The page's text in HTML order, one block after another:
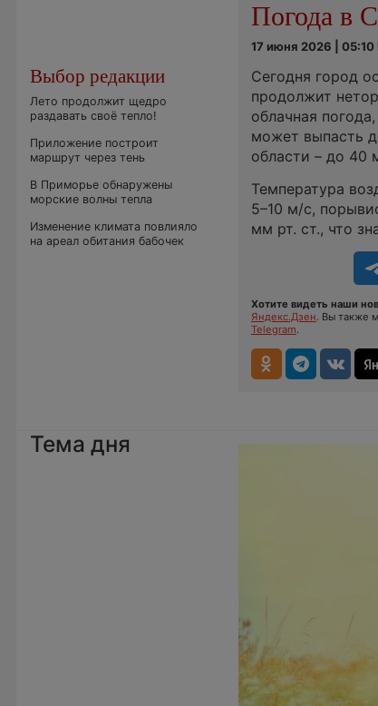
Выбор редакции
Лето продолжит щедро
раздавать своё тепло!
Приложение построит
маршрут через тень
В Приморье обнаружены
морские волны тепла
Изменение климата повлияло
на ареал обитания бабочек
Погода в
17 июня 2026 |
Сегодня город
продолжит
облачная
может выпасть
области – до 40
Температура
5–10 м/с,
мм рт. ст., что
Хотите видеть наши
Яндекс.Дзен. Вы также
Telegram.
Тема дня